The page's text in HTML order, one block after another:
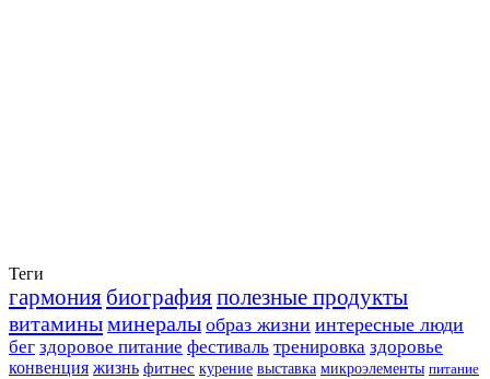
Теги
гармония биографияполезные продукты
витаминыминералы образ жизни интересные люди
бег здоровое питание фестиваль тренировка здоровье
конвенция жизнь фитнес курение выставка микроэлементы питание